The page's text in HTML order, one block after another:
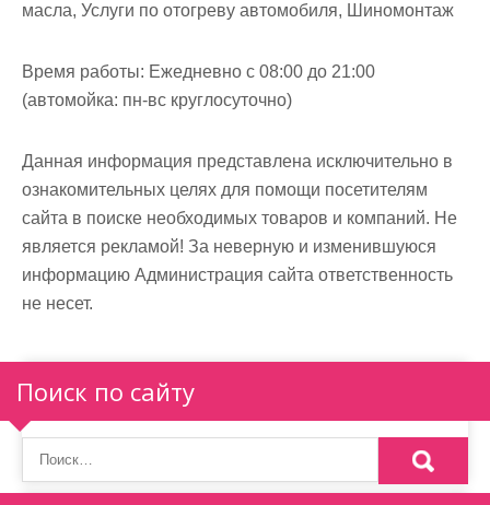
масла, Услуги по отогреву автомобиля, Шиномонтаж
Время работы: Ежедневно с 08:00 до 21:00
(автомойка: пн-вс круглосуточно)
Данная информация представлена исключительно в
ознакомительных целях для помощи посетителям
сайта в поиске необходимых товаров и компаний. Не
является рекламой! За неверную и изменившуюся
информацию Администрация сайта ответственность
не несет.
Поиск по сайту